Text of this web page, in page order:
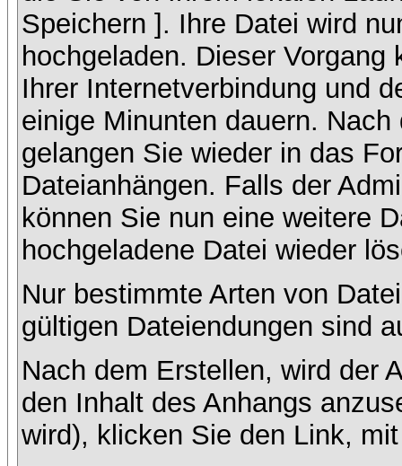
Speichern ]. Ihre Datei wird
hochgeladen. Dieser
Ihrer Internetverbindung und
einige Minunten dauern.
gelangen Sie wieder in das
Dateianhängen. Falls der
können Sie nun eine weitere
hochgeladene Datei wieder
Nur bestimmte Arten von
gültigen Dateiendungen sind
Nach dem Erstellen, wird der
den Inhalt des Anhangs
wird), klicken Sie den Link,